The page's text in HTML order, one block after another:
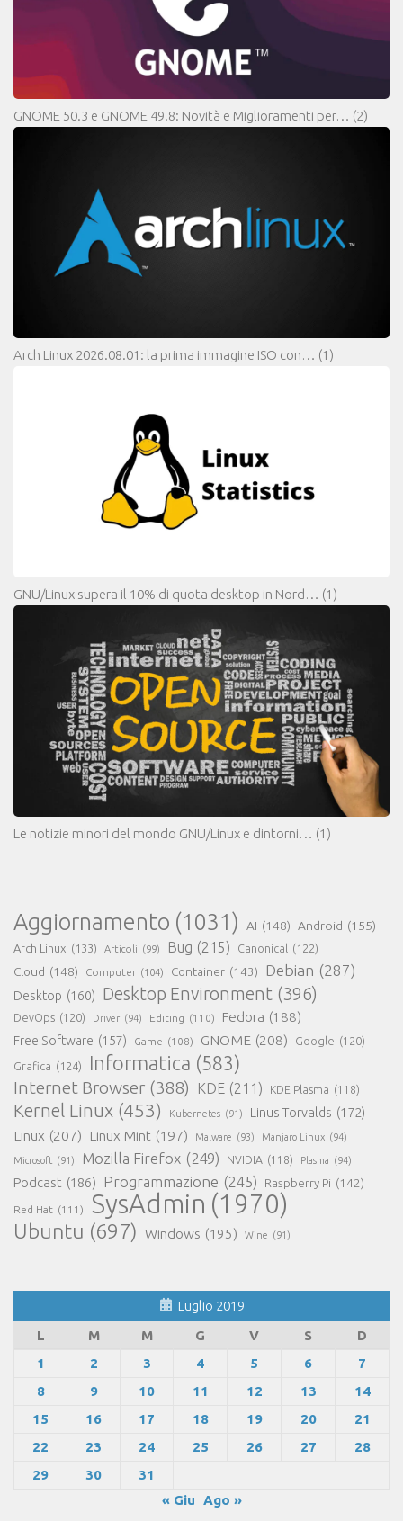
GNOME 50.3 e GNOME 49.8: Novità e Miglioramenti per… (2)
Arch Linux 2026.08.01: la prima immagine ISO con… (1)
GNU/Linux supera il 10% di quota desktop in Nord… (1)
Le notizie minori del mondo GNU/Linux e dintorni… (1)
Aggiornamento (1031) AI (148) Android (155)
Arch Linux (133) Articoli (99) Bug (215) Canonical (122)
Cloud (148) Computer (104) Container (143) Debian (287)
Desktop (160) Desktop Environment (396)
DevOps (120) Driver (94) Editing (110) Fedora (188)
Free Software (157) Game (108) GNOME (208) Google (120)
Grafica (124) Informatica (583)
Internet Browser (388) KDE (211) KDE Plasma (118)
Kernel Linux (453) Kubernetes (91) Linus Torvalds (172)
Linux (207) Linux Mint (197) Malware (93) Manjaro Linux (94)
Microsoft (91) Mozilla Firefox (249) NVIDIA (118) Plasma (94)
Podcast (186) Programmazione (245) Raspberry Pi (142)
Red Hat (111) SysAdmin (1970)
Ubuntu (697) Windows (195) Wine (91)
Luglio 2019
L
M M G V S
D
1
2 3 4 5 6
7
8
9 10 11 12 13
14
15
16 17 18 19 20
21
22
23 24 25 26 27
28
29
30
31
« Giu Ago »